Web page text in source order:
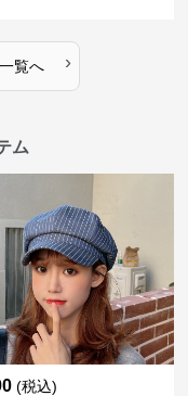
一覧へ ›
ム
(税込)